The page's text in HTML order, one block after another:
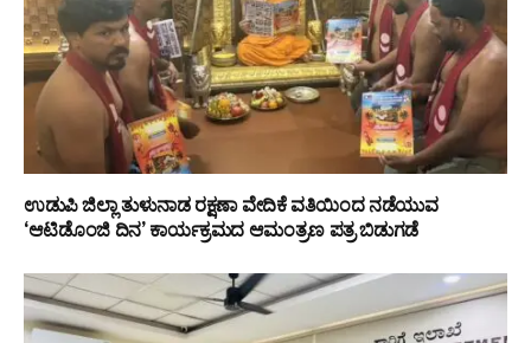
ಉಡುಪಿ ಜಿಲ್ಲಾ ತುಳುನಾಡ ರಕ್ಷಣಾ ವೇದಿಕೆ ವತಿಯಿಂದ ನಡೆಯುವ
‘ಆಟಿಡೊಂಜಿ ದಿನ’ ಕಾರ್ಯಕ್ರಮದ ಆಮಂತ್ರಣ ಪತ್ರ ಬಿಡುಗಡೆ